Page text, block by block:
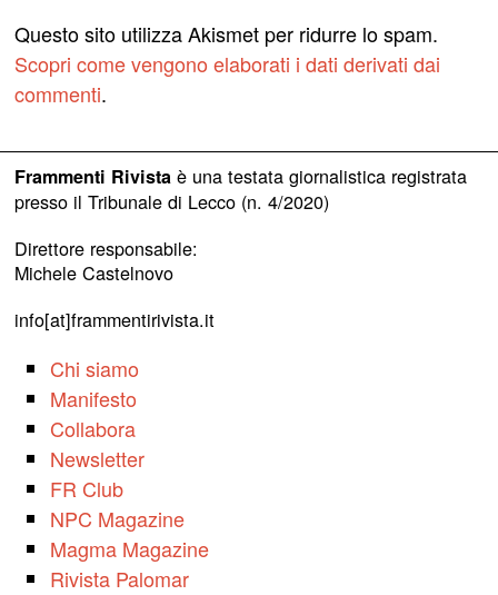
Questo sito utilizza Akismet per ridurre lo spam.
Scopri come vengono elaborati i dati derivati dai
commenti.
Frammenti Rivistaè una testata giornalistica registrata
presso il Tribunale di Lecco (n. 4/2020)
Direttore responsabile:
Michele Castelnovo
info[at]frammentirivista.it
Chi siamo
Manifesto
Collabora
Newsletter
FR Club
NPC Magazine
Magma Magazine
Rivista Palomar